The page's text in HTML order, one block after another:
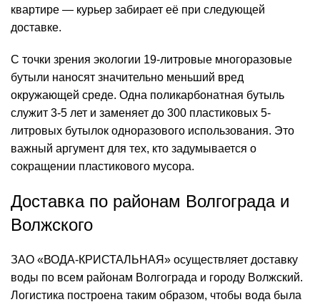
квартире — курьер забирает её при следующей
доставке.
С точки зрения экологии 19-литровые многоразовые
бутыли наносят значительно меньший вред
окружающей среде. Одна поликарбонатная бутыль
служит 3-5 лет и заменяет до 300 пластиковых 5-
литровых бутылок одноразового использования. Это
важный аргумент для тех, кто задумывается о
сокращении пластикового мусора.
Доставка по районам Волгограда и
Волжского
ЗАО «ВОДА-КРИСТАЛЬНАЯ» осуществляет доставку
воды по всем районам Волгограда и городу Волжский.
Логистика построена таким образом, чтобы вода была